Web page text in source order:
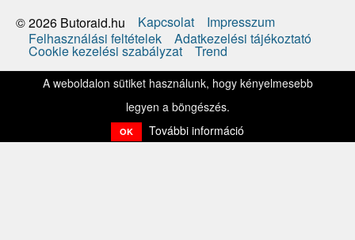
© 2026 Butoraid.hu
Kapcsolat
Impresszum
Felhasználási feltételek
Adatkezelési tájékoztató
Cookie kezelési szabályzat Trend
A weboldalon sütiket használunk, hogy kényelmesebb
legyen a böngészés.
OK További információ